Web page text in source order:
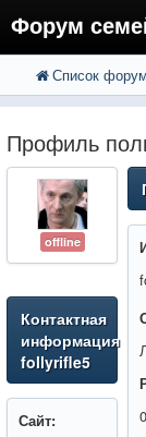
Форум
FAQ
Регистрация
Вход
Список
Профиль
offline
Контактная
информация
follyrifle5
Сайт:
0